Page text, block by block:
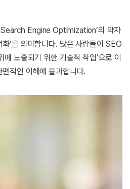
Engine Optimization’의 약자
’를 의미합니다. 많은 사람들이 SEO
노출되기 위한 기술적 작업’으로 이
적인 이해에 불과합니다.